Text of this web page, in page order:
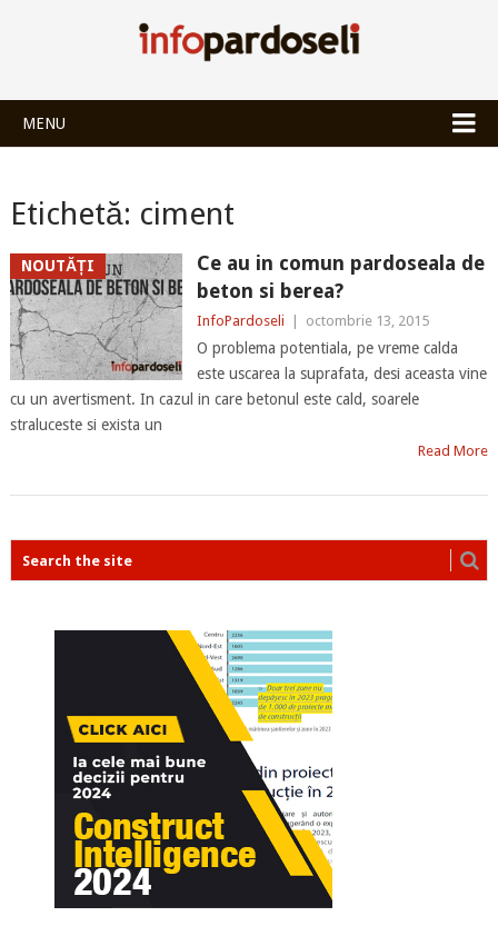
MENU
Etichetă: ciment
NOUTĂȚI
Ce au in comun pardoseala de
beton si berea?
InfoPardoseli octombrie 13, 2015
O problema potentiala, pe vreme calda
este uscarea la suprafata, desi aceasta vine
cu un avertisment. In cazul in care betonul este cald, soarele
straluceste si exista un
Read More
POSTS
NAVIGATION